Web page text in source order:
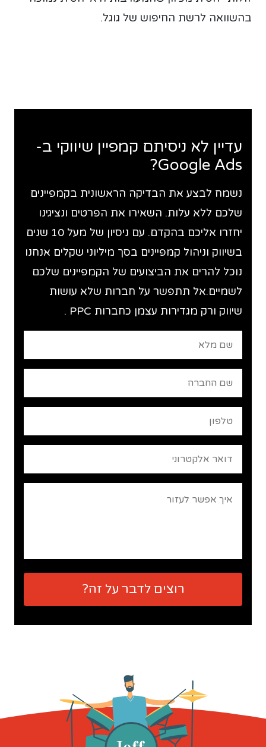
בהשוואה לרשת החיפוש של גוגל.
עדיין לא ניסיתם קמפיין שיווקי ב-
Google Ads?
נשמח לבצע את הבדיקה הראשונית בקמפיינים
שלכם ללא עלות. השאירו את הפרטים ונציגינו
יחזרו אליכם בהקדם. עם ניסיון של מעל 10 שנים
בשיווק וניהול קמפיינים בסך מיליוני שקלים אנחנו
נוכל להרים את הביצועים של הקמפיינים שלכם
לשמיים.אל תתפשר על חברות שלא עושות
שיווק ורק מגדירות עצמן כחברות PPC .
רוצים לדבר על זה?